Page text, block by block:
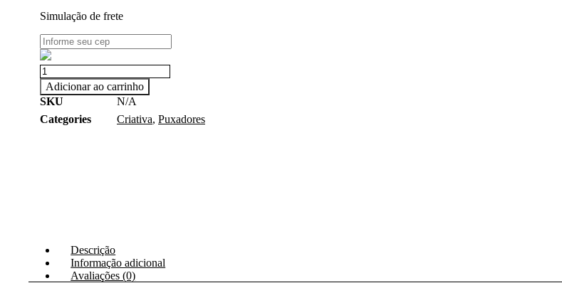
Simulação de frete
Puxador
ZM16-
Cromado/Dourado
Fosco-
Criativa
Adicionar ao carrinho
SKU
N/A
Categories
Criativa, Puxadores
Descrição
Informação adicional
Avaliações (0)